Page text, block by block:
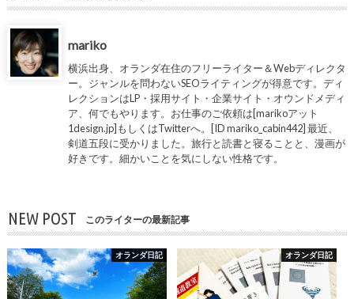
mariko
横浜出身、オランダ在住のフリーライター＆Webディレクタ
ー。ジャンルを問わないSEOライティングが得意です。ディ
レクションはLP・採用サイト・企業サイト・オウンドメディ
ア、何でもやります。お仕事のご依頼は[marikoアット
1design.jp]もしくはTwitterへ。[ID mariko_cabin442] 最近、
剣道五段に受かりました。旅行と読書と寝ることと、漫画が
好きです。細かいことを気にしない性格です。
NEW POST このライターの最新記事
オランダ日記 オランダ日記